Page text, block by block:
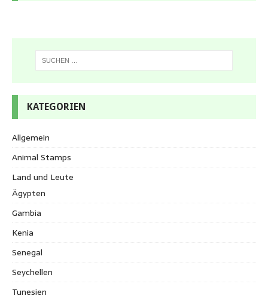
KATEGORIEN
Allgemein
Animal Stamps
Land und Leute
Ägypten
Gambia
Kenia
Senegal
Seychellen
Tunesien